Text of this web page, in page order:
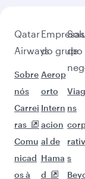
Qatar
Airways
Sobre
nós
Carrei
ras
Comu
nicad
os à
Empresas
do grupo
Aerop
orto
Intern
acion
al de
Hama
d
de
ns
s